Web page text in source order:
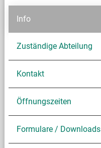
Info
Zuständige Abteilung
Kontakt
Öffnungszeiten
Formulare / Downloads